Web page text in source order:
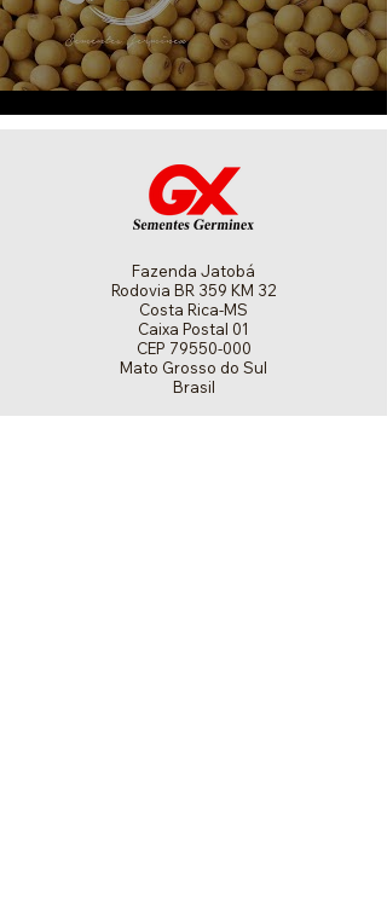
Fazenda Jatobá
Rodovia BR 359 KM 32
Costa Rica-MS
Caixa Postal 01
CEP 79550-000
Mato Grosso do Sul
Brasil